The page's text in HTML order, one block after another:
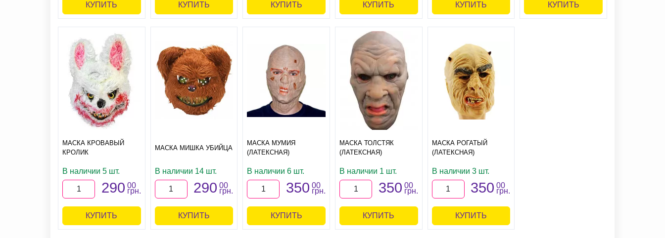
КУПИТЬ КУПИТЬ КУПИТЬ КУПИТЬ КУПИТЬ КУПИТЬ
МАСКА КРОВАВЫЙ
КРОЛИК
В наличии 5 шт.
290 00
грн.
КУПИТЬ
МАСКА МИШКА УБИЙЦА
В наличии 14 шт.
290 00
грн.
КУПИТЬ
МАСКА МУМИЯ
(ЛАТЕКСНАЯ)
В наличии 6 шт.
350 00
грн.
КУПИТЬ
МАСКА ТОЛСТЯК
(ЛАТЕКСНАЯ)
В наличии 1 шт.
350 00
грн.
КУПИТЬ
МАСКА РОГАТЫЙ
(ЛАТЕКСНАЯ)
В наличии 3 шт.
350 00
грн.
КУПИТЬ